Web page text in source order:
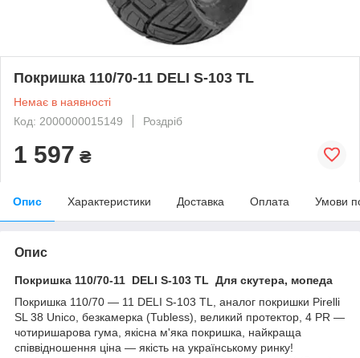
Покришка 110/70-11 DELI S-103 TL
Немає в наявності
Код: 2000000015149
Роздріб
1 597 ₴
Опис Характеристики Доставка Оплата Умови
Опис
Покришка 110/70-11 DELI S-103 TL Для скутера, мопеда
Покришка 110/70 — 11 DELI S-103 TL, аналог покришки Pirelli
SL 38 Unico, безкамерка (Tubless), великий протектор, 4 PR —
чотиришарова гума, якісна м'яка покришка, найкраща
співвідношення ціна — якість на українському ринку!